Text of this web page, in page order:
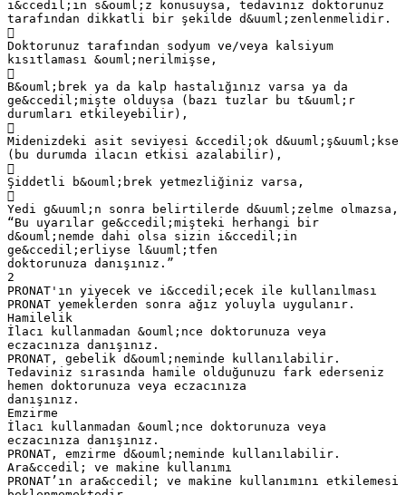
i&ccedil;in s&ouml;z konusuysa, tedaviniz doktorunuz
tarafından dikkatli bir şekilde d&uuml;zenlenmelidir.

Doktorunuz tarafından sodyum ve/veya kalsiyum
kısıtlaması &ouml;nerilmişse,

B&ouml;brek ya da kalp hastalığınız varsa ya da
ge&ccedil;mişte olduysa (bazı tuzlar bu t&uuml;r
durumları etkileyebilir),

Midenizdeki asit seviyesi &ccedil;ok d&uuml;ş&uuml;kse
(bu durumda ilacın etkisi azalabilir),

Şiddetli b&ouml;brek yetmezliğiniz varsa,

Yedi g&uuml;n sonra belirtilerde d&uuml;zelme olmazsa,
“Bu uyarılar ge&ccedil;mişteki herhangi bir
d&ouml;nemde dahi olsa sizin i&ccedil;in
ge&ccedil;erliyse l&uuml;tfen
doktorunuza danışınız.”
2
PRONAT'ın yiyecek ve i&ccedil;ecek ile kullanılması
PRONAT yemeklerden sonra ağız yoluyla uygulanır.
Hamilelik
İlacı kullanmadan &ouml;nce doktorunuza veya
eczacınıza danışınız.
PRONAT, gebelik d&ouml;neminde kullanılabilir.
Tedaviniz sırasında hamile olduğunuzu fark ederseniz
hemen doktorunuza veya eczacınıza
danışınız.
Emzirme
İlacı kullanmadan &ouml;nce doktorunuza veya
eczacınıza danışınız.
PRONAT, emzirme d&ouml;neminde kullanılabilir.
Ara&ccedil; ve makine kullanımı
PRONAT’ın ara&ccedil; ve makine kullanımını etkilemesi